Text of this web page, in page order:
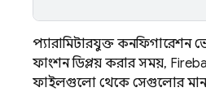
প্যারামিটারযুক্ত কনফিগারেশন
ফাংশন ডিপ্লয় করার সময়,
ফাইলগুলো থেকে সেগুলোর মান